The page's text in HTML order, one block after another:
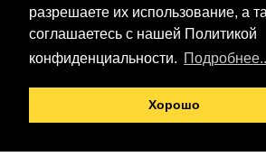
разрешаете их использование, а
соглашаетесь с нашей Политикой
конфиденциальности.
Хорошо